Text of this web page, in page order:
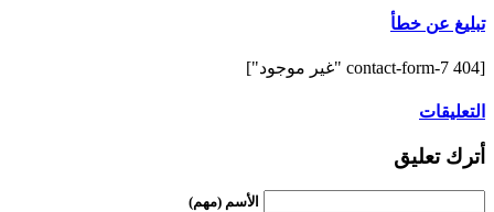
تبليغ عن خطأ
[contact-form-7 404 "غير موجود"]
التعليقات
أترك تعليق
الأسم (مهم)